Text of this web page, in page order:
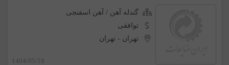
گندله آهن / آهن اسفنجی
توافقی
تهران - تهران
1404/05/18